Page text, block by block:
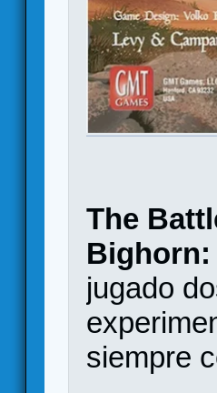
The
Bighorn:
jugado
siempre